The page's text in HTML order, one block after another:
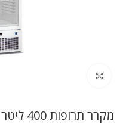
מקרר תרופות 400 ליטר